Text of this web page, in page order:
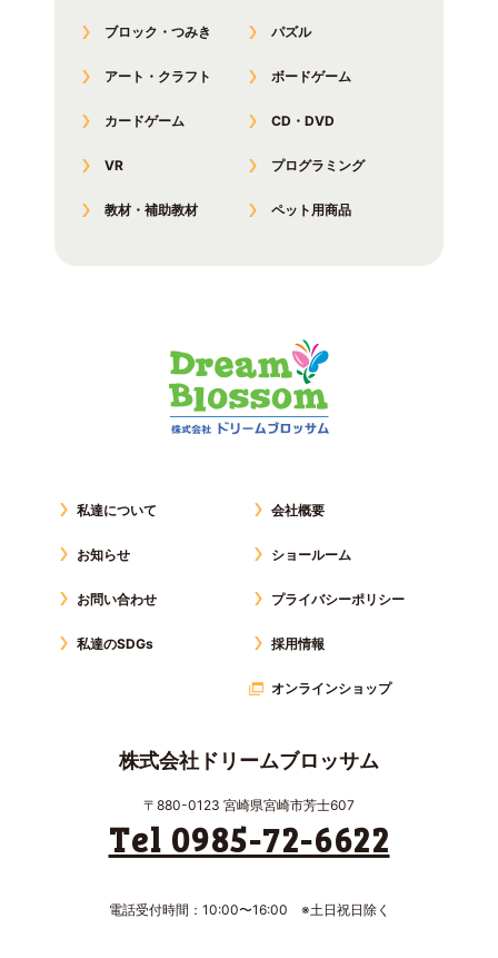
ブロック・つみき パズル
アート・クラフト ボードゲーム
カードゲーム CD・DVD
VR プログラミング
教材・補助教材 ペット用商品
私達について
お知らせ
お問い合わせ
私達のSDGs
会社概要
ショールーム
プライバシーポリシー
採用情報
オンラインショップ
株式会社ドリームブロッサム
〒880-0123 宮崎県宮崎市芳士607
Tel 0985-72-6622
電話受付時間：10:00〜16:00 ※土日祝日除く